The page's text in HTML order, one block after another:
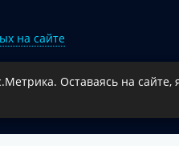
на сайте
муниципального
Оставаясь на сайте,